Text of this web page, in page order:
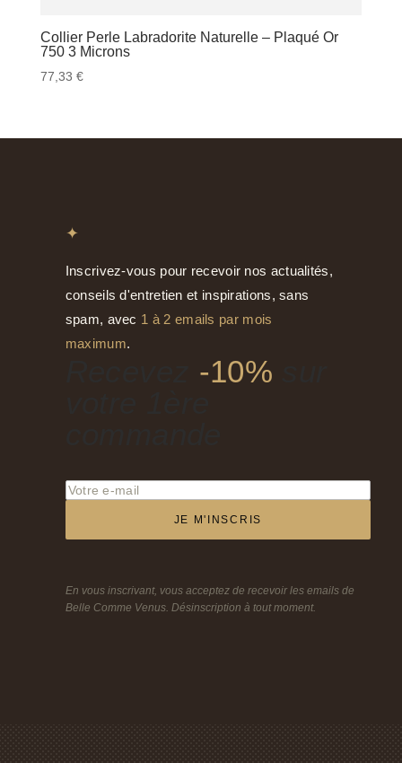
Collier Perle Labradorite Naturelle – Plaqué Or
750 3 Microns
77,33 €
✦
Inscrivez-vous pour recevoir nos actualités,
conseils d'entretien et inspirations, sans
spam, avec 1 à 2 emails par mois
maximum.
-10%
JE M'INSCRIS
En vous inscrivant, vous acceptez de recevoir les emails de
Belle Comme Venus. Désinscription à tout moment.